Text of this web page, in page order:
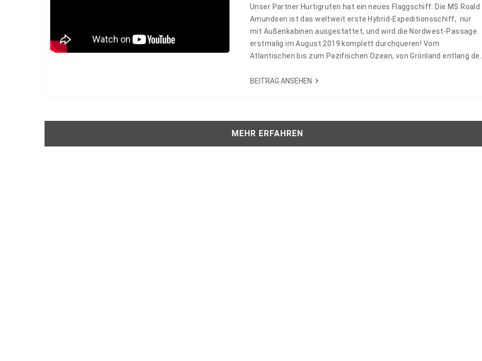
Unser Partner Hurtigruten hat ein neues Flaggschiff: Die MS Roald
Amundsen ist das weltweit erste Hybrid-Expeditionsschiff, nur
mit Außenkabinen ausgestattet, und wird die Nordwest-Passage
erstmalig im August 2019 komplett durchqueren! Vom
Atlantischen bis zum Pazifischen Ozean, von Grönland entlang der
besonderen Art! 14428
BEITRAG ANSEHEN
MEHR ERFAHREN